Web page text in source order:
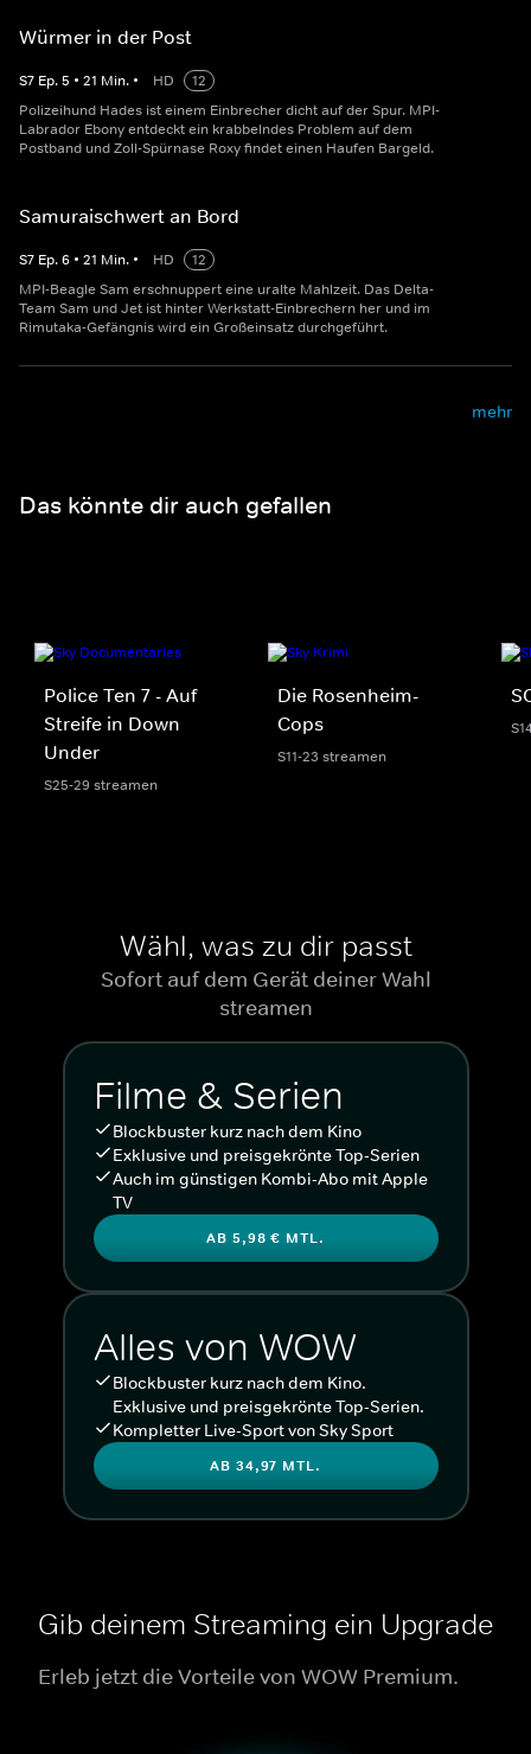
Würmer in der Post
S7 Ep.5 • 21 Min. • HD
12
Polizeihund Hades ist einem Einbrecher dicht auf der Spur. MPI-
Labrador Ebony entdeckt ein krabbelndes Problem auf dem
Postband und Zoll-Spürnase Roxy findet einen Haufen Bargeld.
Samuraischwert an Bord
S7 Ep.6 • 21 Min. • HD
12
MPI-Beagle Sam erschnuppert eine uralte Mahlzeit. Das Delta-
Team Sam und Jet ist hinter Werkstatt-Einbrechern her und im
Rimutaka-Gefängnis wird ein Großeinsatz durchgeführt.
mehr
Das könnte dir auch gefallen
Police Ten 7 - Auf
Streife in Down
Under
S25-29 streamen
Die Rosenheim-
Cops
S11-23 streamen
Wähl, was zu dir passt
Sofort auf dem Gerät deiner Wahl
streamen
Filme & Serien
Blockbuster kurz nach dem Kino
Exklusive und preisgekrönte Top-Serien
Auch im günstigen Kombi-Abo mit Apple
TV
AB 5,98 € MTL.
Alles von WOW
Blockbuster kurz nach dem Kino.
Exklusive und preisgekrönte Top-Serien.
Kompletter Live-Sport von Sky Sport
AB 34,97 MTL.
Gib deinem Streaming ein Upgrade
Erleb jetzt die Vorteile von WOW Premium.